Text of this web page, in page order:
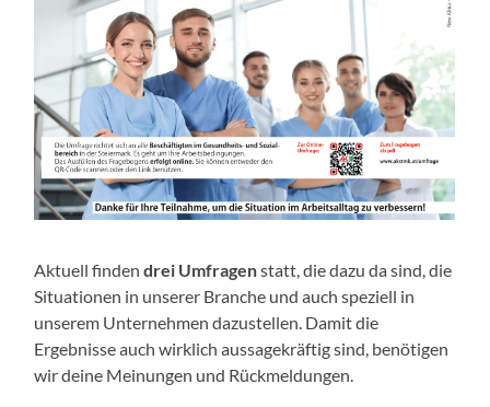
Aktuell findendrei Umfragenstatt, die dazu da sind, die
Situationen in unserer Branche und auch speziell in
unserem Unternehmen dazustellen. Damit die
Ergebnisse auch wirklich aussagekräftig sind, benötigen
wir deine Meinungen und Rückmeldungen.